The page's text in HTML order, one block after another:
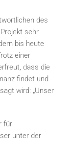
des
sehr
bis heute
einer
dass die
findet und
wird: „Unser
für
unter der